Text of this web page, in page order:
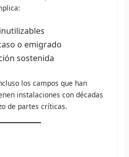
o emigrado
sostenida
los campos que han
instalaciones con décadas
de partes críticas.